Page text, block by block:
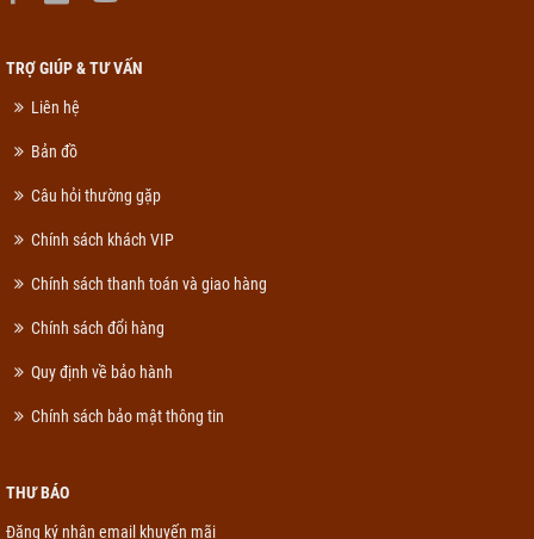
TRỢ GIÚP & TƯ VẤN
Liên hệ
Bản đồ
Câu hỏi thường gặp
Chính sách khách VIP
Chính sách thanh toán và giao hàng
Chính sách đổi hàng
Quy định về bảo hành
Chính sách bảo mật thông tin
THƯ BÁO
Đăng ký nhận email khuyến mãi